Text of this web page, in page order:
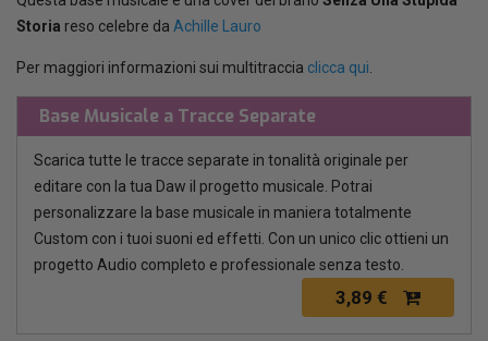
Storia reso celebre da Achille Lauro
Per maggiori informazioni sui multitraccia clicca qui
Base Musicale a Tracce Separate
Scarica tutte le tracce separate in tonalità originale per
editare con la tua Daw il progetto musicale. Potrai
personalizzare la base musicale in maniera totalmente
Custom con i tuoi suoni ed effetti. Con un unico clic ottieni un
progetto Audio completo e professionale senza testo.
3,89 €